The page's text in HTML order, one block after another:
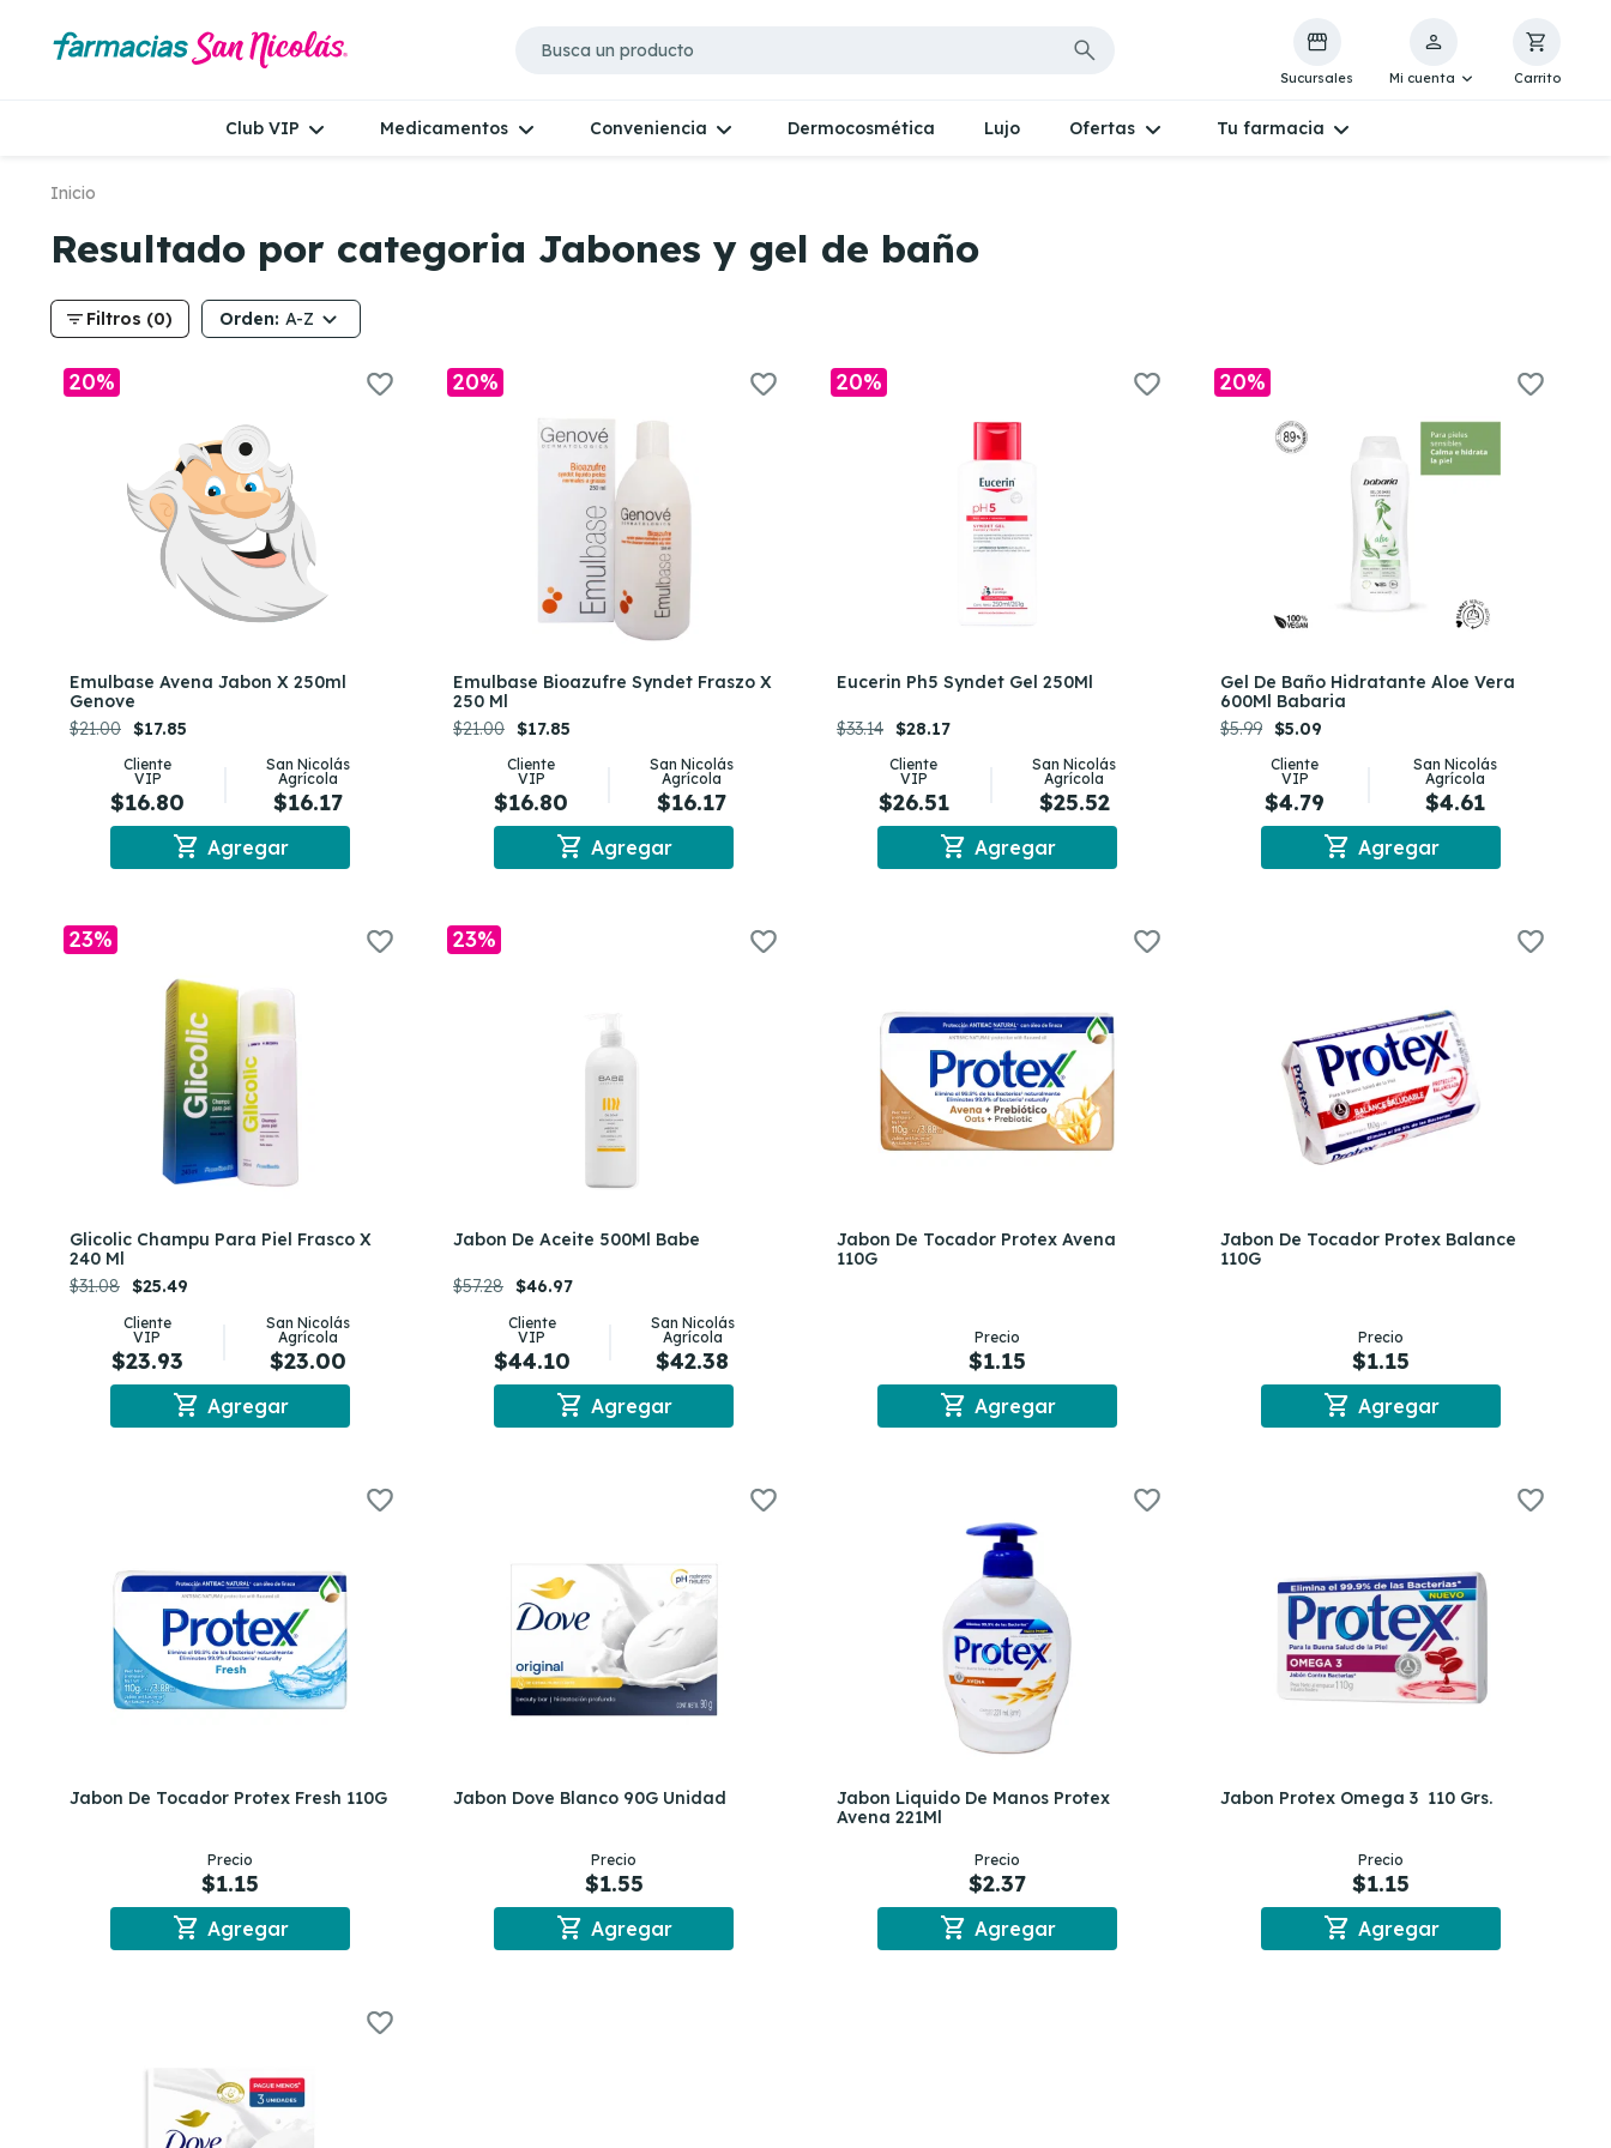
Sucursales Mi cuenta Carrito
Club VIP Medicamentos Conveniencia Dermocosmética Lujo Ofertas Tu farmacia
Inicio
Resultado por categoria Jabones y gel de baño
filter_list Filtros (0) Orden: A-Z
20%
Emulbase Avena Jabon X 250ml
Genove
$21.00 $17.85
Cliente
VIP
$16.80
San Nicolás
Agrícola
$16.17
shopping_cart Agregar
20%
Emulbase Bioazufre Syndet Fraszo X
250 Ml
$21.00 $17.85
Cliente
VIP
$16.80
San Nicolás
Agrícola
$16.17
shopping_cart Agregar
20%
Eucerin Ph5 Syndet Gel 250Ml
$33.14 $28.17
Cliente
VIP
$26.51
San Nicolás
Agrícola
$25.52
shopping_cart Agregar
20%
Gel De Baño Hidratante Aloe Vera
600Ml Babaria
$5.99 $5.09
Cliente
VIP
$4.79
San Nicolás
Agrícola
$4.61
shopping_cart Agregar
23%
Glicolic Champu Para Piel Frasco X
240 Ml
$31.08 $25.49
Cliente
VIP
$23.93
San Nicolás
Agrícola
$23.00
shopping_cart Agregar
23%
Jabon De Aceite 500Ml Babe
$57.28 $46.97
Cliente
VIP
$44.10
San Nicolás
Agrícola
$42.38
shopping_cart Agregar
Jabon De Tocador Protex Avena
110G
Precio
$1.15
shopping_cart Agregar
Jabon De Tocador Protex Balance
110G
Precio
$1.15
shopping_cart Agregar
Jabon De Tocador Protex Fresh 110G
Precio
$1.15
shopping_cart Agregar
Jabon Dove Blanco 90G Unidad
Precio
$1.55
shopping_cart Agregar
Jabon Liquido De Manos Protex
Avena 221Ml
Precio
$2.37
shopping_cart Agregar
Jabon Protex Omega 3 110 Grs.
Precio
$1.15
shopping_cart Agregar